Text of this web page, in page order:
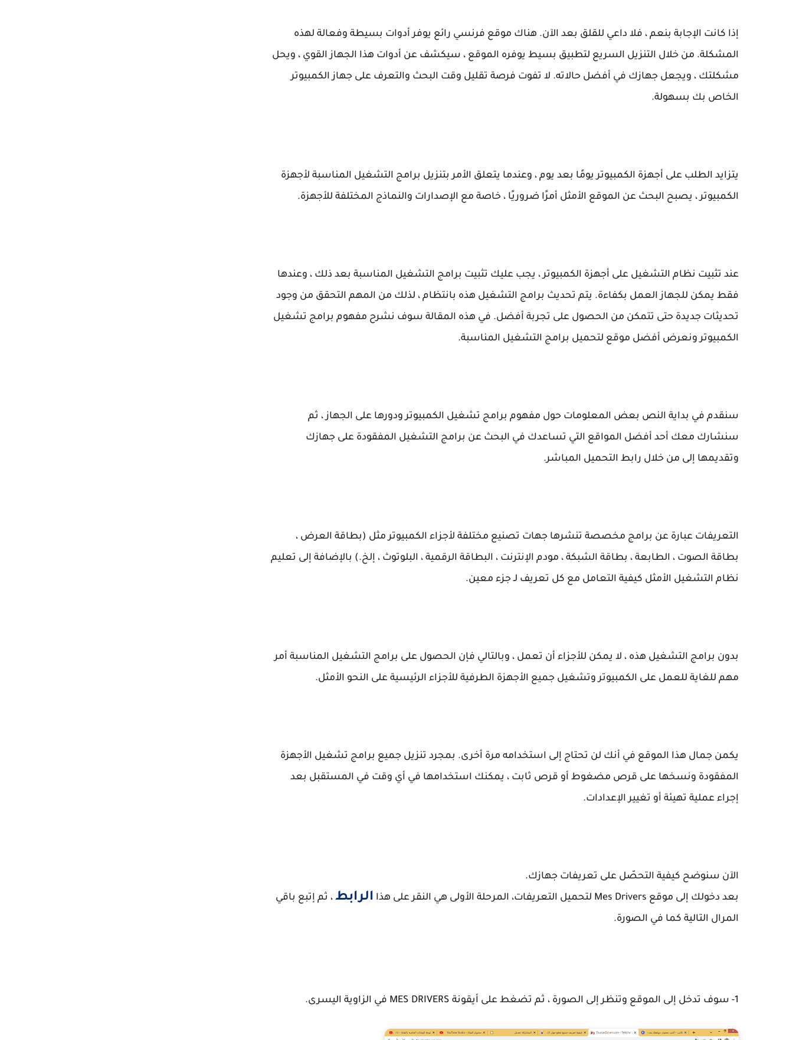
إذا كانت الإجابة بنعم ، فلا داعي للقلق بعد الآن. هناك موقع فرنسي رائع يوفر أدوات بسيطة وفعالة لهذه
المشكلة. من خلال التنزيل السريع لتطبيق بسيط يوفره الموقع ، سيكشف عن أدوات هذا الجهاز القوي ، ويحل
مشكلتك ، ويجعل جهازك في أفضل حالاته. لا تفوت فرصة تقليل وقت البحث والتعرف على جهاز الكمبيوتر
الخاص بك بسهولة.
يتزايد الطلب على أجهزة الكمبيوتر يومًا بعد يوم ، وعندما يتعلق الأمر بتنزيل برامج التشغيل المناسبة لأجهزة
الكمبيوتر ، يصبح البحث عن الموقع الأمثل أمرًا ضروريًا ، خاصة مع الإصدارات والنماذج المختلفة للأجهزة.
عند تثبيت نظام التشغيل على أجهزة الكمبيوتر ، يجب عليك تثبيت برامج التشغيل المناسبة بعد ذلك ، وعندها
فقط يمكن للجهاز العمل بكفاءة. يتم تحديث برامج التشغيل هذه بانتظام ، لذلك من المهم التحقق من وجود
تحديثات جديدة حتى تتمكن من الحصول على تجربة أفضل. في هذه المقالة سوف نشرح مفهوم برامج تشغيل
الكمبيوتر ونعرض أفضل موقع لتحميل برامج التشغيل المناسبة.
سنقدم في بداية النص بعض المعلومات حول مفهوم برامج تشغيل الكمبيوتر ودورها على الجهاز ، ثم
سنشارك معك أحد أفضل المواقع التي تساعدك في البحث عن برامج التشغيل المفقودة على جهازك
وتقديمها إلى من خلال رابط التحميل المباشر.
التعريفات عبارة عن برامج مخصصة تنشرها جهات تصنيع مختلفة لأجزاء الكمبيوتر مثل (بطاقة العرض ،
بطاقة الصوت ، الطابعة ، بطاقة الشبكة ، مودم الإنترنت ، البطاقة الرقمية ، البلوتوث ، إلخ.) بالإضافة إلى تعليم
نظام التشغيل الأمثل كيفية التعامل مع كل تعريف لـ جزء معين.
بدون برامج التشغيل هذه ، لا يمكن للأجزاء أن تعمل ، وبالتالي فإن الحصول على برامج التشغيل المناسبة أمر
مهم للغاية للعمل على الكمبيوتر وتشغيل جميع الأجهزة الطرفية للأجزاء الرئيسية على النحو الأمثل.
يكمن جمال هذا الموقع في أنك لن تحتاج إلى استخدامه مرة أخرى. بمجرد تنزيل جميع برامج تشغيل الأجهزة
المفقودة ونسخها على قرص مضغوط أو قرص ثابت ، يمكنك استخدامها في أي وقت في المستقبل بعد
إجراء عملية تهيئة أو تغيير الإعدادات.
الآن سنوضح كيفية التحصّل على تعريفات جهازك.
بعد دخولك إلى موقع Mes Drivers لتحميل التعريفات، المرحلة الأولى هي النقر على هذا
الرابط ، ثم إتبع باقي
المرال التالية كما في الصورة.
1- سوف تدخل إلى الموقع وتنظر إلى الصورة ، ثم تضغط على أيقونة MES DRIVERS في الزاوية اليسرى.